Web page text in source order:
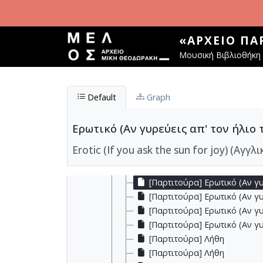
«ΑΡΧΕΊΟ
Μουσική
Default Graph
Ερωτικό (Αν γυρεύεις απ' τον ήλιο
Erotic (If you ask the sun for joy)
[Υπο-Φάκελος] GR-As-MTH-
[Υπο-Φάκελος] GR-As-
[Υπο-Φάκελος] GR-As-MTH-
[Παρτιτούρα] Απρίλης
[Παρτιτούρα] Απρίλης [1955-
[Παρτιτούρα] Έρως και
[Παρτιτούρα] Έρως και
[Παρτιτούρα] Έρως και
[Παρτιτούρα] Ερωτικό (Αν
[Παρτιτούρα] Ερωτικό (Αν
[Παρτιτούρα] Ερωτικό (Αν
[Παρτιτούρα] Ερωτικό (Αν
[Παρτιτούρα] Λήθη
[Παρτιτούρα] Λήθη